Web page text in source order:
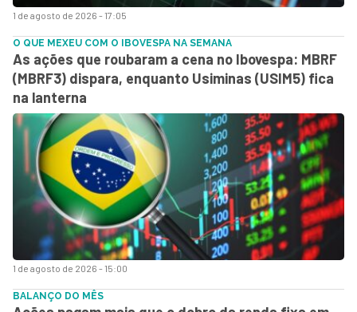
1 de agosto de 2026 - 17:05
1 de agosto de 2026 - 15:00
O QUE MEXEU COM O IBOVESPA NA SEMANA
As ações que roubaram a cena no Ibovespa: MBRF
(MBRF3) dispara, enquanto Usiminas (USIM5) fica
na lanterna
BALANÇO DO MÊS